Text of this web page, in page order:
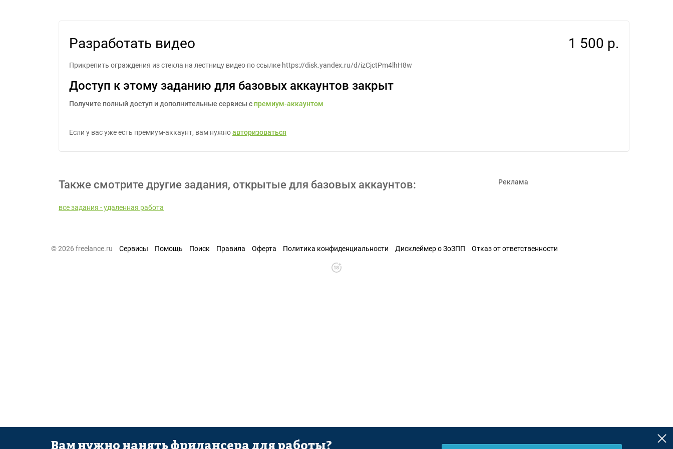
Разработать видео 1 500 р.
Прикрепить ограждения из стекла на лестницу видео по ссылке https://disk.yandex.ru/d/izCjctPm4lhH8w
Доступ к этому заданию для базовых аккаунтов закрыт
Получите полный доступ и дополнительные сервисы с премиум-аккаунтом
Если у вас уже есть премиум-аккаунт, вам нужноавторизоваться
Также смотрите другие задания, открытые для базовых аккаунтов:
все задания - удаленная работа
Реклама
© 2026 freelance.ru Сервисы Помощь Поиск Правила Оферта Политика конфиденциальности Дисклеймер о ЗоЗПП Отказ от ответственности
Вам нужно нанять фрилансера для работы?